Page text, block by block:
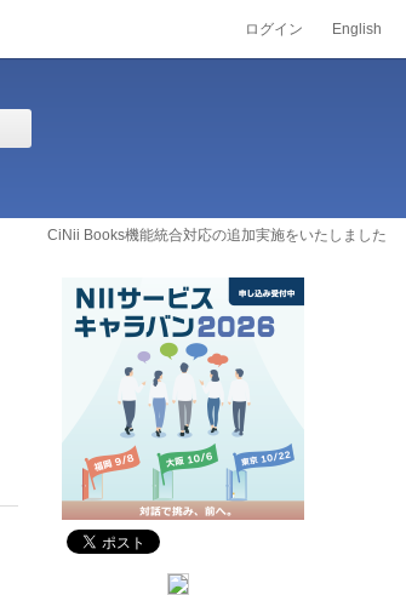
ログイン English
CiNii Books機能統合対応の追加実施をいたしました